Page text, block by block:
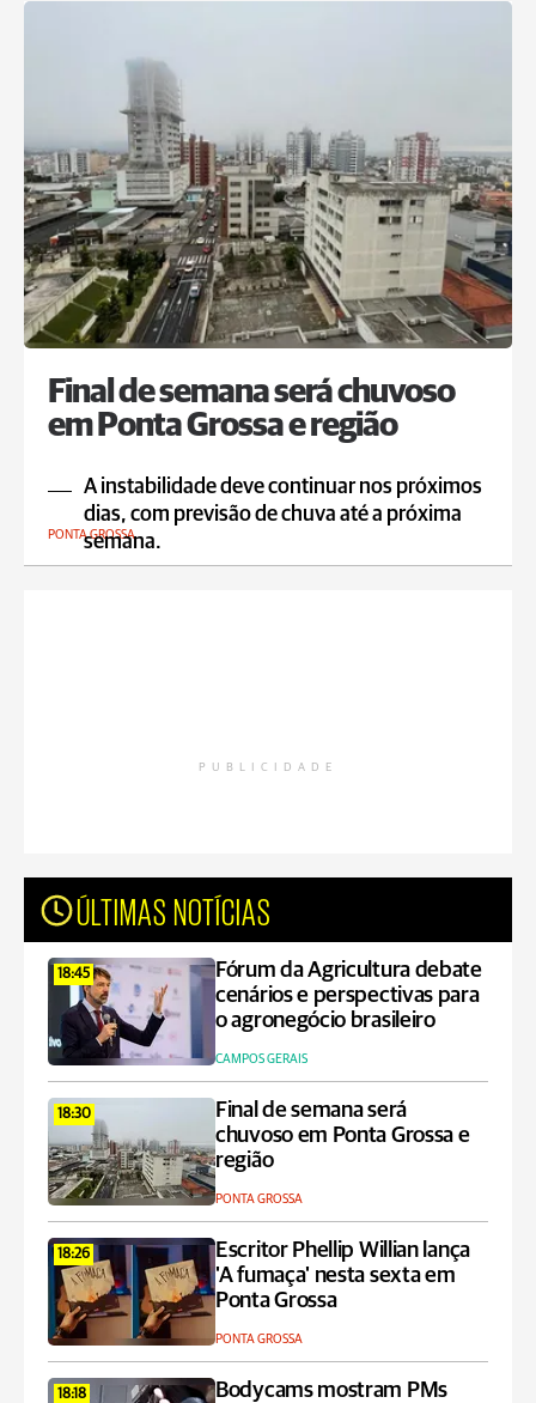
Final de semana será chuvoso
em Ponta Grossa e região
A instabilidade deve continuar nos próximos
dias, com previsão de chuva até a próxima
semana.
PONTA GROSSA
PUBLICIDADE
ÚLTIMAS NOTÍCIAS
18:45
Fórum da Agricultura debate
cenários e perspectivas para
o agronegócio brasileiro
CAMPOS GERAIS
18:30
Final de semana será
chuvoso em Ponta Grossa e
região
PONTA GROSSA
18:26
Escritor Phellip Willian lança
'A fumaça' nesta sexta em
Ponta Grossa
PONTA GROSSA
18:18
Bodycams mostram PMs